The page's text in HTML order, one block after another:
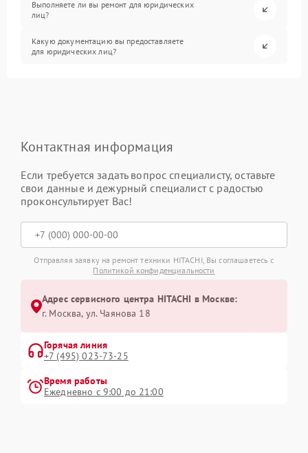
Выполняете ли вы ремонт для юридических
лиц?
Какую документацию вы предоставляете
для юридических лиц?
Контактная информация
Если требуется задать вопрос специалисту, оставьте
свои данные и дежурный специалист с радостью
проконсультирует Вас!
Отправляя заявку на ремонт техники HITACHI, Вы соглашаетесь с
Политикой конфиденциальности
Адрес сервисного центра HITACHI в Москве:
г. Москва, ул. Чаянова 18
Горячая линия
+7 (495) 023-73-25
Время работы
Ежедневно с 9:00 до 21:00